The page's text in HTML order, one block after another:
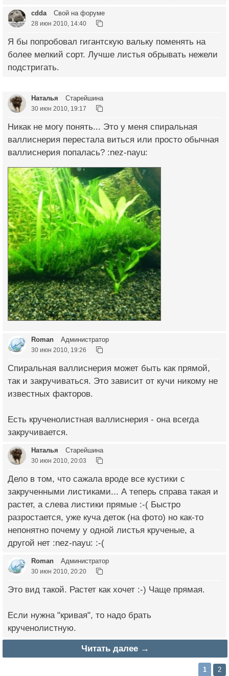
cdda Свой на форуме
28 июн 2010, 14:40
Я бы попробовал гигантскую вальку поменять на
более мелкий сорт. Лучше листья обрывать нежели
подстригать.
Наталья Старейшина
30 июн 2010, 19:17
Никак не могу понять... Это у меня спиральная
валлиснерия перестала виться или просто обычная
валлиснерия попалась? :nez-nayu:
Roman Администратор
30 июн 2010, 19:26
Спиральная валлиснерия может быть как прямой,
так и закручиваться. Это зависит от кучи никому не
известных факторов.
Есть крученолистная валлиснерия - она всегда
закручивается.
Наталья Старейшина
30 июн 2010, 20:03
Дело в том, что сажала вроде все кустики с
закрученными листиками... А теперь справа такая и
растет, а слева листики прямые :-( Быстро
разростается, уже куча деток (на фото) но как-то
непонятно почему у одной листья крученые, а
другой нет :nez-nayu: :-(
Roman Администратор
30 июн 2010, 20:20
Это вид такой. Растет как хочет :-) Чаще прямая.
Если нужна "кривая", то надо брать
крученолистную.
Читать далее →
1 2